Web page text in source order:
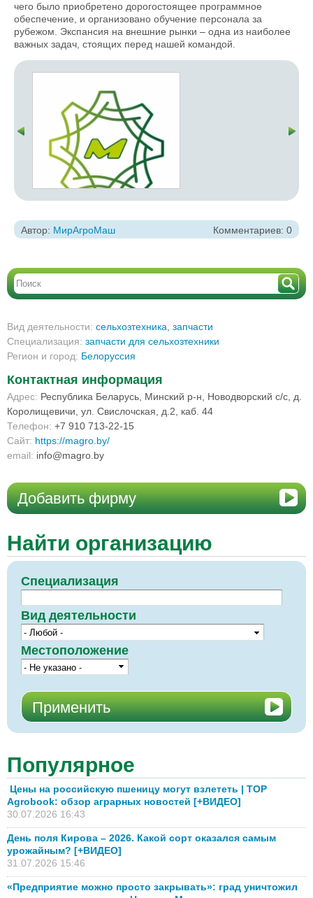
чего было приобретено дорогостоящее программное
обеспечение, и организовано обучение персонала за
рубежом. Экспансия на внешние рынки – одна из наиболее
важных задач, стоящих перед нашей командой.
Автор: МирАгроМаш Комментариев: 0
Вид деятельности: сельхозтехника, запчасти
Специализация: запчасти для сельхозтехники
Регион и город: Белоруссия
Контактная информация
Адрес: Республика Беларусь, Минский р-н, Новодворский с/с, д.
Королищевичи, ул. Свислочская, д.2, каб. 44
Телефон: +7 910 713-22-15
Сайт: https://magro.by/
email: info@magro.by
Добавить фирму
Найти организацию
Специализация
Вид деятельности
Местоположение
Популярное
Цены на российскую пшеницу могут взлететь | TOP
Agrobook: обзор аграрных новостей [+ВИДЕО]
30.07.2026 16:43
День поля Кирова – 2026. Какой сорт оказался самым
урожайным? [+ВИДЕО]
31.07.2026 15:46
«Предприятие можно просто закрывать»: град уничтожил